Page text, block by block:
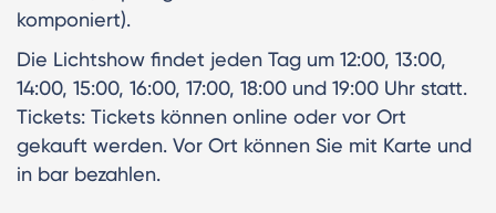
komponiert).
Die Lichtshow findet jeden Tag um 12:00, 13:00,
14:00, 15:00, 16:00, 17:00, 18:00 und 19:00 Uhr statt.
Tickets: Tickets können online oder vor Ort
gekauft werden. Vor Ort können Sie mit Karte und
in bar bezahlen.